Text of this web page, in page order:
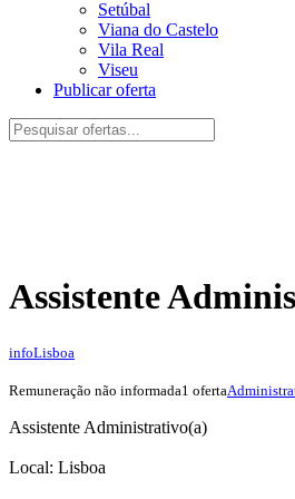
Setúbal
Viana do Castelo
Vila Real
Viseu
Publicar oferta
Assistente
infoLisboa
Remuneração não informada1 oferta
Assistente Administrativo(a)
Local: Lisboa